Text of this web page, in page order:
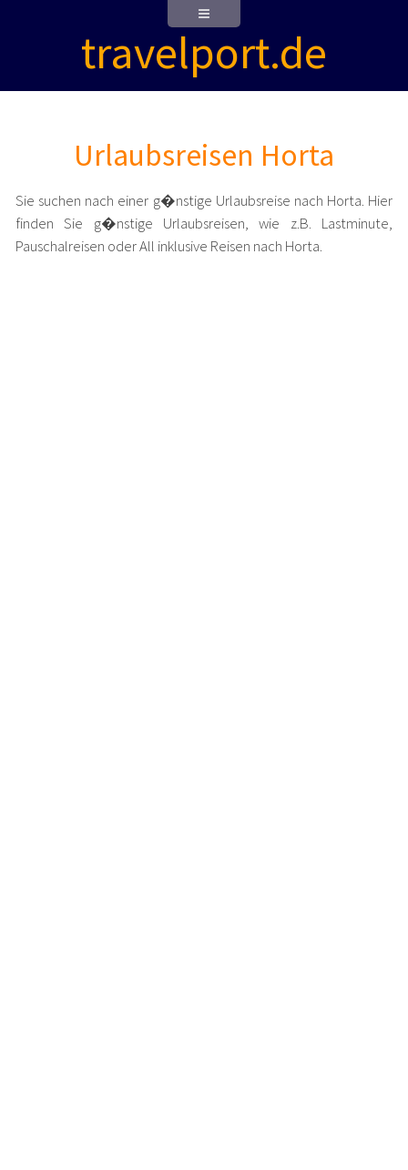
travelport.de
Urlaubsreisen Horta
Sie suchen nach einer g�nstige Urlaubsreise nach Horta. Hier
finden Sie g�nstige Urlaubsreisen, wie z.B. Lastminute,
Pauschalreisen oder All inklusive Reisen nach Horta.